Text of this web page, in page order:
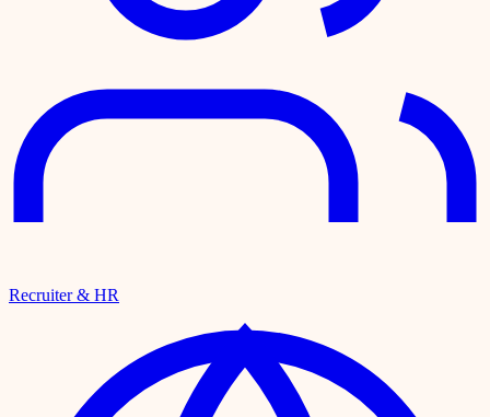
Recruiter & HR